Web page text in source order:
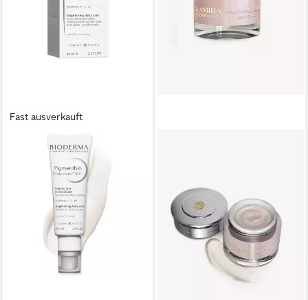
Fast ausverkauft
BIODERMA
Gesichtspflege Pigmentbio
Tägliche Pflege LSF 50+ -,
gegen Hautunreinheiten
lieferbar - in 2-3 Werktagen bei dir